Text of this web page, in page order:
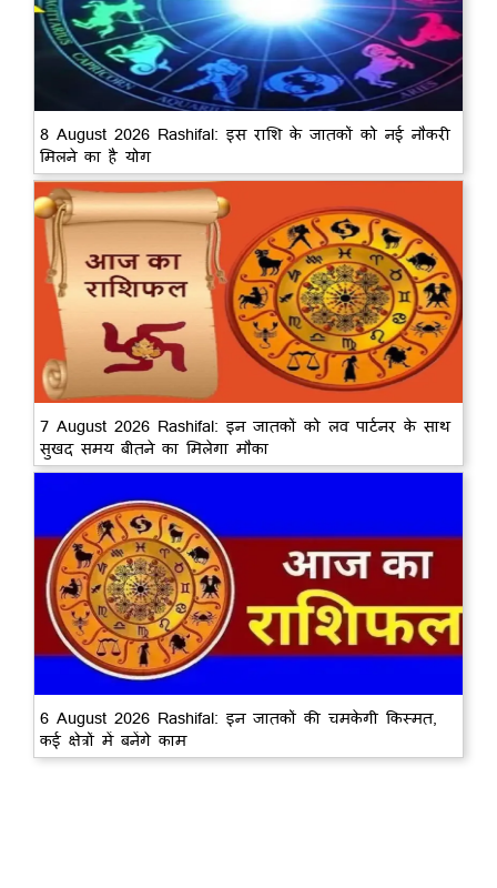
8 August 2026 Rashifal: इस राशि के जातकों को नई नौकरी
मिलने का है योग
7 August 2026 Rashifal: इन जातकों को लव पार्टनर के साथ
सुखद समय बीतने का मिलेगा मौका
6 August 2026 Rashifal: इन जातकों की चमकेगी किस्मत,
कई क्षेत्रों में बनेंगे काम